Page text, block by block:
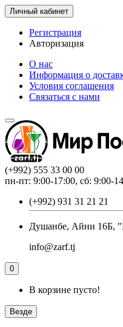
Личный кабинет
Регистрация
Авторизация
О нас
Информация о
Условия соглашения
Связаться с нами
(+992) 555 33 00 00
пн-пт: 9:00-17:00, сб: 9:00-
(+992) 931 31 21 21
Душанбе, Айни 16Б,
info@zarf.tj
0
В корзине пусто!
Везде